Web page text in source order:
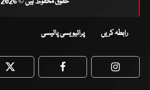
رابطہ کریں پرائیویسی پالیسی
Twitter Facebook